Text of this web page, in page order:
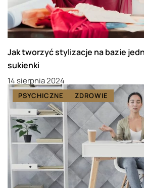
Jak tworzyć stylizacje na bazie
sukienki
14 sierpnia 2024
PSYCHICZNE ZDROWIE